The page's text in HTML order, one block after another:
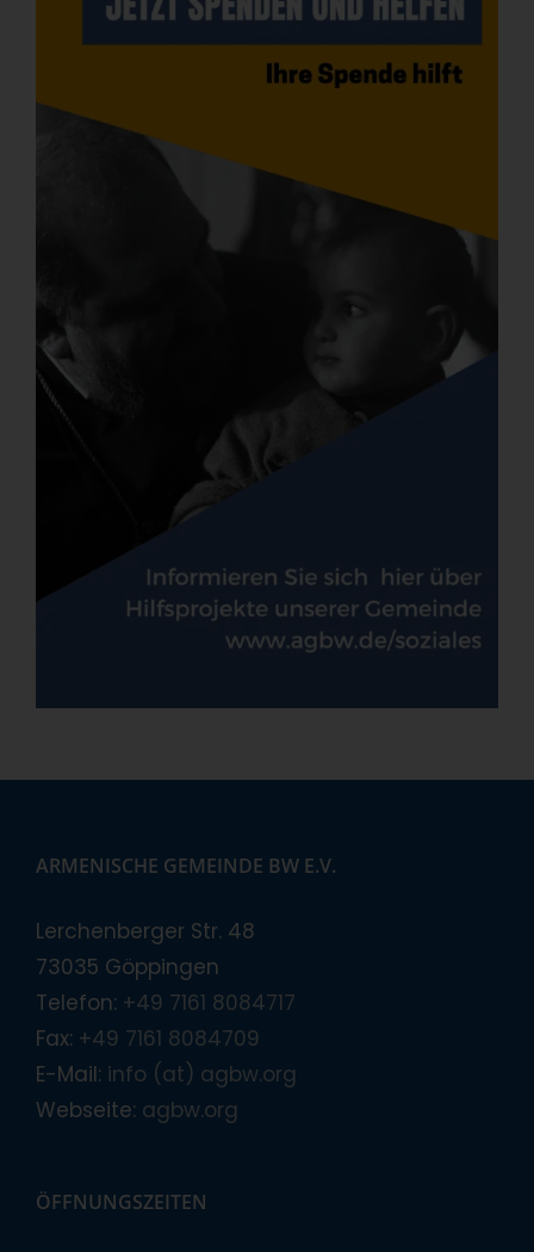
ARMENISCHE GEMEINDE BW E.V.
Lerchenberger Str. 48
73035 Göppingen
Telefon: +49 7161 8084717
Fax: +49 7161 8084709
E-Mail: info (at) agbw.org
Webseite: agbw.org
ÖFFNUNGSZEITEN